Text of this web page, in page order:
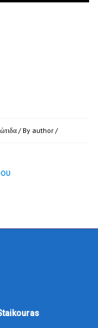
/ By author /